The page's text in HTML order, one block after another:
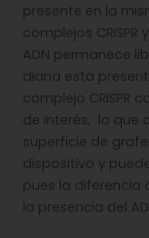
presente en la
complejos
ADN permanece
diana está
complejo CRISPR
de interés, lo que
superficie de
dispositivo y
pues la diferencia
la presencia del